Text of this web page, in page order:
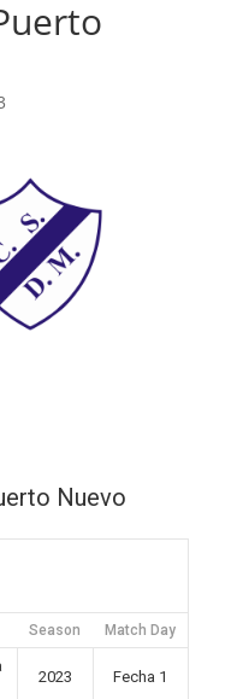
Nuevo
Season Match Day
2023 Fecha 1